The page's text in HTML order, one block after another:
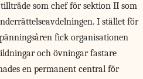
som chef för sektion II som
I stället för
fick organisationen
och övningar fastare
en permanent central för